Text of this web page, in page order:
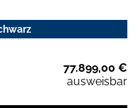
77.899,00 €
ausweisbar